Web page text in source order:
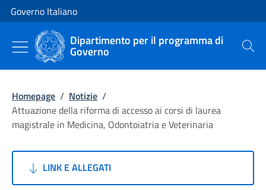
Vai al contenuto
Vai alla navigazione del sito
Governo Italiano
Dipartimento per il programma di
Governo Cerca
Homepage / Notizie /
Attuazione della riforma di accesso ai corsi di laurea
magistrale in Medicina, Odontoiatria e Veterinaria
LINK E ALLEGATI